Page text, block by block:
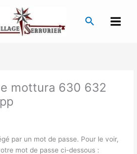
mottura 630 632
par un mot de passe. Pour le voir,
mot de passe ci-dessous :